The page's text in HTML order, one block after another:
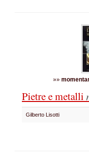
»»
Pietre e metalli
Gilberto Lisotti